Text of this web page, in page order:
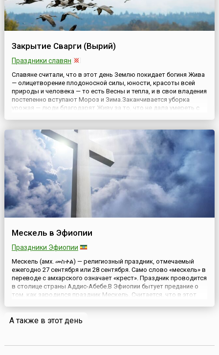
Закрытие Сварги (Вырий)
Праздники славян
Славяне считали, что в этот день Землю покидает богиня Жива
— олицетворение плодоносной силы, юности, красоты всей
природы и человека — то есть Весны и тепла, и в свои владения
постепенно вступают Мороз и Зима.Заканчивается уборка
урожая — люди благодарят Живу за то, что не дала умереть с
Мескель в Эфиопии
Праздники Эфиопии
Мескель (амх. መስቀል) — религиозный праздник, отмечаемый
ежегодно 27 сентября или 28 сентября. Само слово «мескель» в
переводе с амхарского означает «крест». Праздник проводится
в столице страны Аддис-Абебе.В Эфиопии бытует предание о
том, как зародился праздник Мескель. Считается, что в этот
долгих поисков удалось осуществить самое завет...
А также в этот день